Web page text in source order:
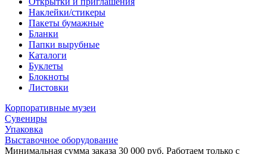
Наклейки/стикеры
Пакеты бумажные
Бланки
Папки вырубные
Каталоги
Буклеты
Блокноты
Листовки
Корпоративные музеи
Сувениры
Упаковка
Выставочное оборудование
Минимальная сумма заказа 30 000 руб. Работаем только с